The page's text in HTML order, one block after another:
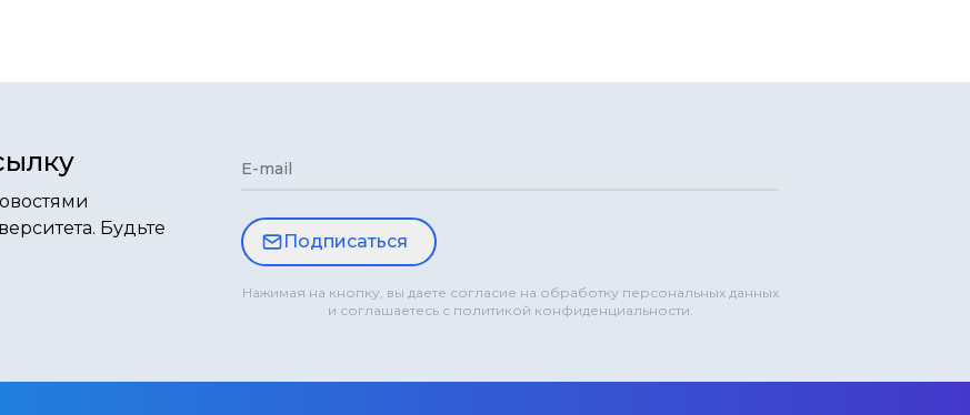
Будьте
E-mail
Подписаться
Нажимая на кнопку, вы даете согласие на обработку персональных данных
и соглашаетесь с политикой конфиденциальности.